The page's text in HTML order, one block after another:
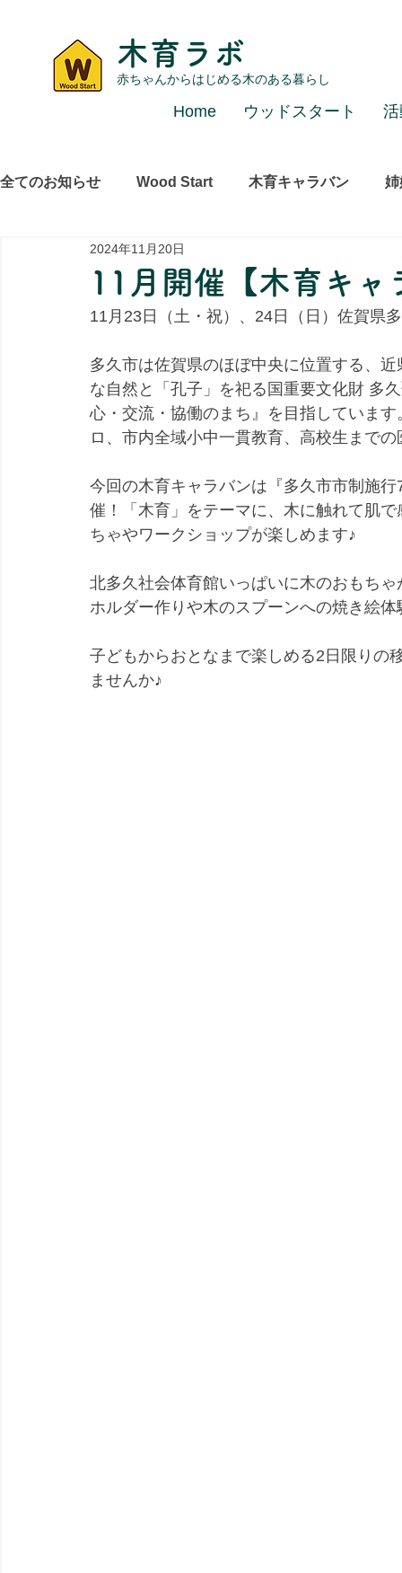
木育ラボ
赤ちゃんからはじめる木のある暮らし
Home ウッドスタート
全てのお知らせ Wood Start 木育キャラバン 姉
レポート その他
11月開催【木育キャ
2024年11月20日
11月23日（土・祝）、24日（日）佐賀県
多久市は佐賀県のほぼ中央に位置する、
な自然と「孔子」を祀る国重要文化財 多
心・交流・協働のまち』を目指していま
ロ、市内全域小中一貫教育、高校生まで
今回の木育キャラバンは『多久市市制施
催！「木育」をテーマに、木に触れて肌
ちゃやワークショップが楽しめます♪
北多久社会体育館いっぱいに木のおもち
ホルダー作りや木のスプーンへの焼き絵
子どもからおとなまで楽しめる2日限りの
ませんか♪